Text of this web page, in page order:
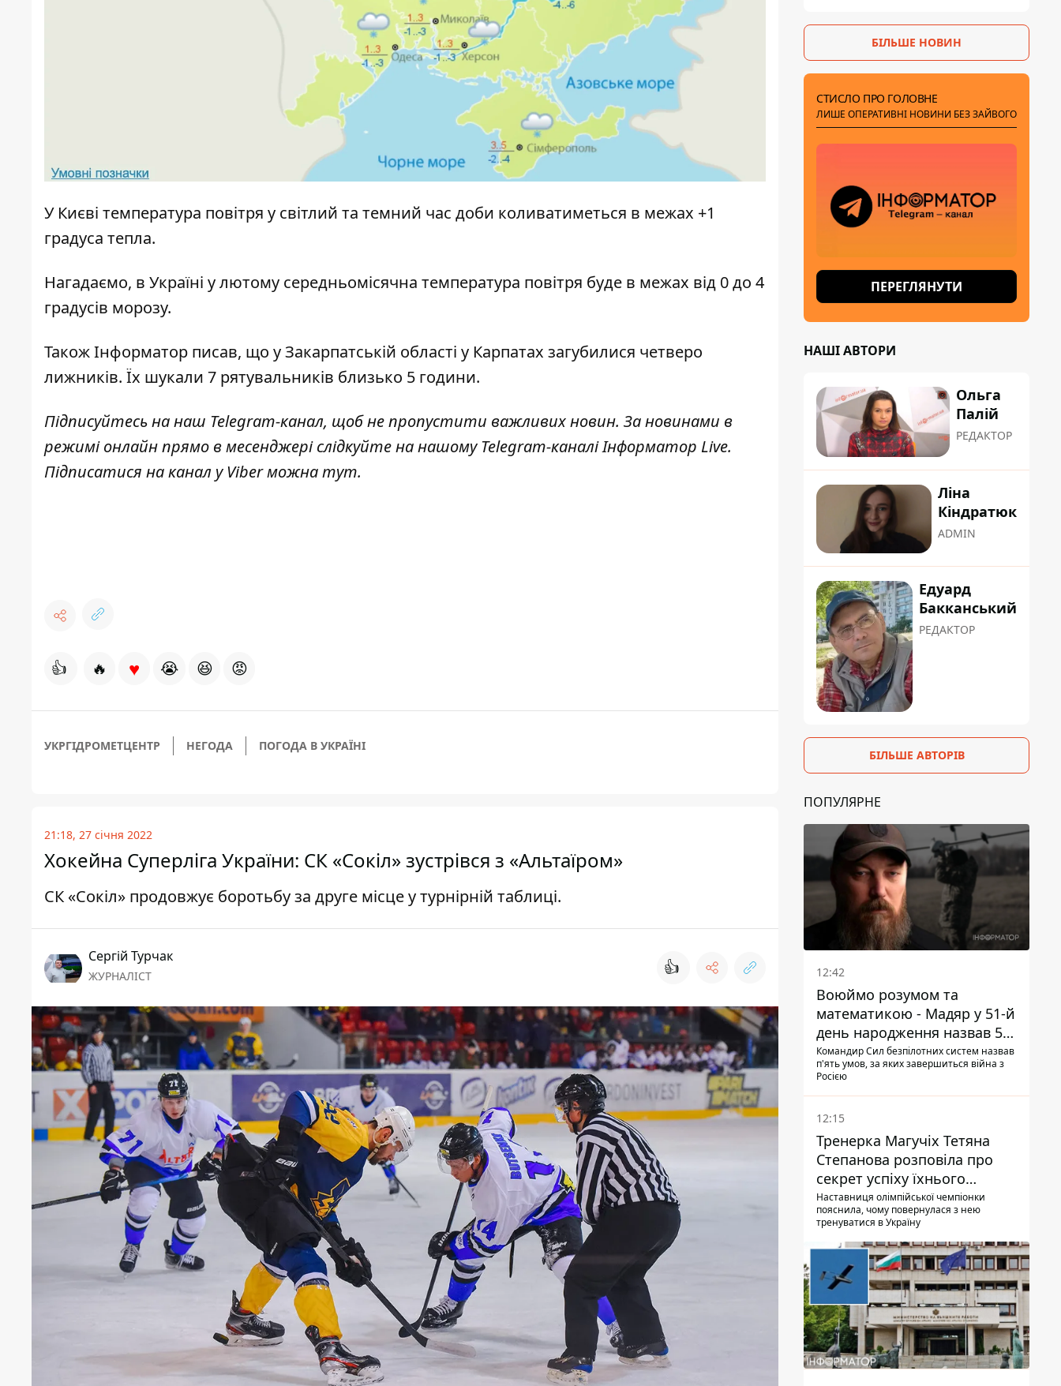
У Києві температура повітря у світлий та темний час доби коливатиметься в межах +1
градуса тепла.
Нагадаємо, в Україні у лютому середньомісячна температура повітря буде в межах від 0 до 4
градусів морозу.
ТакожІнформатор писав, що у Закарпатській області у Карпатах загубилися четверо
лижників. Їх шукали 7 рятувальників близько 5 години.
Підписуйтесь на наш Telegram-канал, щоб не пропустити важливих новин. За новинами в
режимі онлайн прямо в месенджері слідкуйте на нашому Telegram-каналіІнформатор Live.
Підписатися на канал у Viber можнатут.
👍 🔥 ♥ 😭 😆 😡
УКРГІДРОМЕТЦЕНТР НЕГОДА ПОГОДА В УКРАЇНІ
21:18, 27 січня 2022
Хокейна Суперліга України: СК «Сокіл» зустрівся з «Альтаїром»
СК «Сокіл» продовжує боротьбу за друге місце у турнірній таблиці.
Сергій Турчак
ЖУРНАЛІСТ 👍
БІЛЬШЕ НОВИН
СТИСЛО ПРО ГОЛОВНЕ
ЛИШЕ ОПЕРАТИВНІ НОВИНИ БЕЗ ЗАЙВОГО
ПЕРЕГЛЯНУТИ
НАШІ АВТОРИ
Ольга
Палій
РЕДАКТОР
Ліна
Кіндратюк
ADMIN
Едуард
Бакканський
РЕДАКТОР
БІЛЬШЕ АВТОРІВ
ПОПУЛЯРНЕ
12:42
Воюймо розумом та
математикою - Мадяр у 51-й
день народження назвав 5
умов поразки РФ
Командир Сил безпілотних систем назвав
п'ять умов, за яких завершиться війна з
Росією
12:15
Тренерка Магучіх Тетяна
Степанова розповіла про
секрет успіху їхнього
тандему
Наставниця олімпійської чемпіонки
пояснила, чому повернулася з нею
тренуватися в Україну